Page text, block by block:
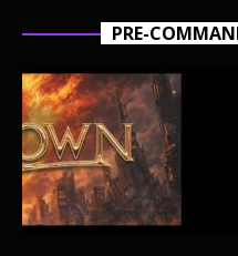
PRE-